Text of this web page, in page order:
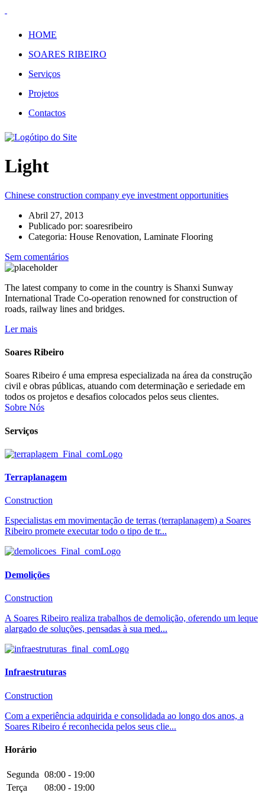
HOME
SOARES RIBEIRO
Serviços
Projetos
Contactos
Light
Chinese construction company eye investment opportunities
Abril 27, 2013
Publicado por: soaresribeiro
Categoria: House Renovation, Laminate Flooring
Sem comentários
The latest company to come in the country is Shanxi Sunway
International Trade Co-operation renowned for construction of
roads, railway lines and bridges.
Ler mais
Soares Ribeiro
Soares Ribeiro é uma empresa especializada na área da construção
civil e obras públicas, atuando com determinação e seriedade em
todos os projetos e desafios colocados pelos seus clientes.
Sobre Nós
Serviços
Terraplanagem
Construction
Especialistas em movimentação de terras (terraplanagem) a Soares
Ribeiro promete executar todo o tipo de tr...
Demolições
Construction
A Soares Ribeiro realiza trabalhos de demolição, oferendo um leque
alargado de soluções, pensadas à sua med...
Infraestruturas
Construction
Com a experiência adquirida e consolidada ao longo dos anos, a
Soares Ribeiro é reconhecida pelos seus clie...
Horário
Segunda 08:00 - 19:00
Terça
08:00 - 19:00